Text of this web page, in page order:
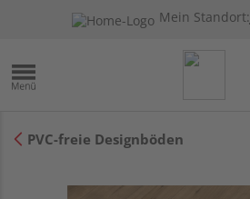
Mein Standort:
PVC-freie Designböden